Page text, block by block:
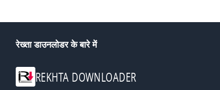
रेख्ता डाउनलोडर के बारे में
REKHTA DOWNLOADER